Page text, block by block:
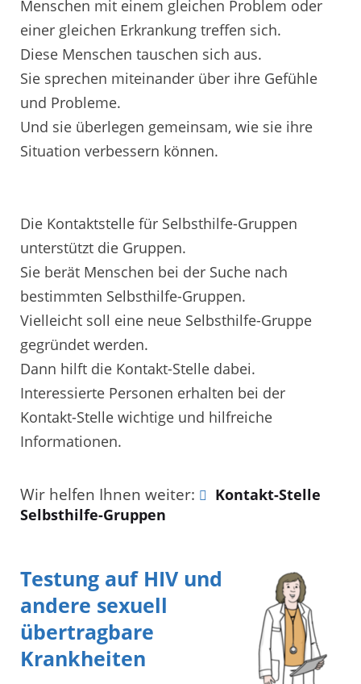
Menschen mit einem gleichen Problem oder
einer gleichen Erkrankung treffen sich.
Diese Menschen tauschen sich aus.
Sie sprechen miteinander über ihre Gefühle
und Probleme.
Und sie überlegen gemeinsam, wie sie ihre
Situation verbessern können.
Die Kontaktstelle für Selbsthilfe-Gruppen
unterstützt die Gruppen.
Sie berät Menschen bei der Suche nach
bestimmten Selbsthilfe-Gruppen.
Vielleicht soll eine neue Selbsthilfe-Gruppe
gegründet werden.
Dann hilft die Kontakt-Stelle dabei.
Interessierte Personen erhalten bei der
Kontakt-Stelle wichtige und hilfreiche
Informationen.
Wir helfen Ihnen weiter:
Kontakt-Stelle
Selbsthilfe-Gruppen
Testung auf HIV und
andere sexuell
übertragbare
Krankheiten